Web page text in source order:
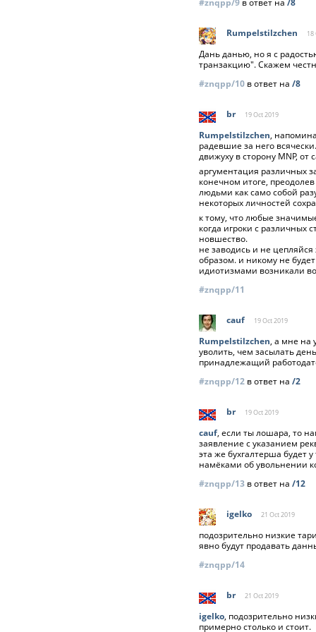
#znqpp/9 в ответ на /8
Rumpelstilzchen 18
Дань данью, но я с
транзакцию". Скажем
#znqpp/10 в ответ на /8
br 19 Oct2019
Rumpelstilzchen,
радевшие за него
движуху в сторону MNP,
аргументация различных
конечном итоге,
людьми как само собой
некоторых личностей
к тому, что любые
когда игроки с различных
новшество.
не заводись и не
образом. и никому не
идиотизмами возникали
#znqpp/11
cauf 19 Oct2019
Rumpelstilzchen, а мне на
уволить, чем засылать
принадлежащий
#znqpp/12 в ответ на /2
br 19 Oct2019
cauf, если ты лошара, то
заявление с указанием
эта же бухгалтерша будет
намёками об увольнении
#znqpp/13 в ответ на /12
igelko 21 Oct2019
подозрительно низкие
явно будут продавать
#znqpp/14
br 21 Oct2019
igelko, подозрительно
примерно столько и стоит.